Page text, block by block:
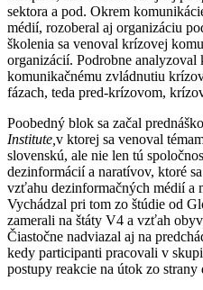
sektora a pod. Okrem
médií, rozoberal aj organizáciu
školenia sa venoval krízovej
organizácií. Podrobne analyzoval
komunikačnému zvládnutiu
fázach, teda pred-krízovom,
Poobedný blok sa začal
Institute, v ktorej sa venoval
slovenskú, ale nie len tú
dezinformácií a naratívov, ktoré
vzťahu dezinformačných médií a
Vychádzal pri tom zo štúdie od
zamerali na štáty V4 a vzťah
Čiastočne nadviazal aj na
kedy participanti pracovali v
postupy reakcie na útok zo